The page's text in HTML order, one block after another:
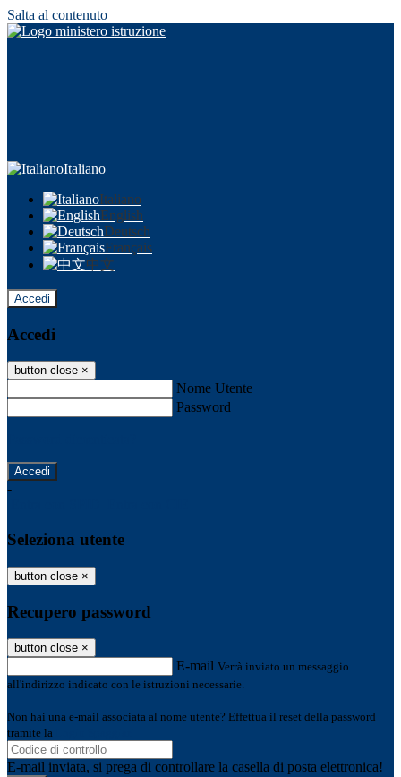
Salta al contenuto
Italiano
Italiano
English
Deutsch
Français
中文
Accedi
Accedi
button close ×
Nome Utente
Password
-
Seleziona utente
button close ×
Recupero password
button close ×
E-mail Verrà inviato un messaggio
all'indirizzo indicato con le istruzioni necessarie.
Non hai una e-mail associata al nome utente? Effettua il reset della password
tramite la
E-mail inviata, si prega di controllare la casella di posta elettronica!